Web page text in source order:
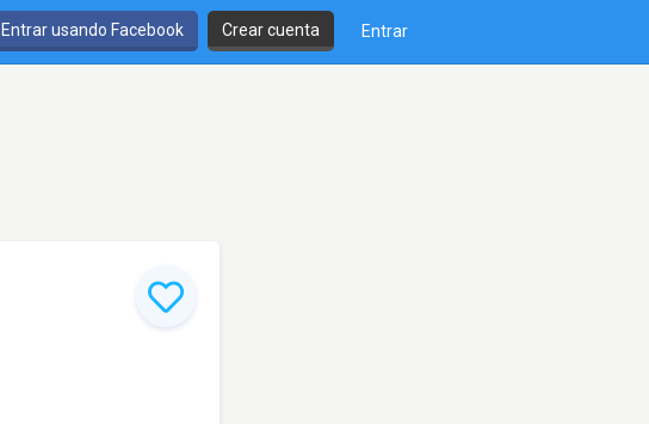
Entrar usando Facebook Crear cuenta Entrar